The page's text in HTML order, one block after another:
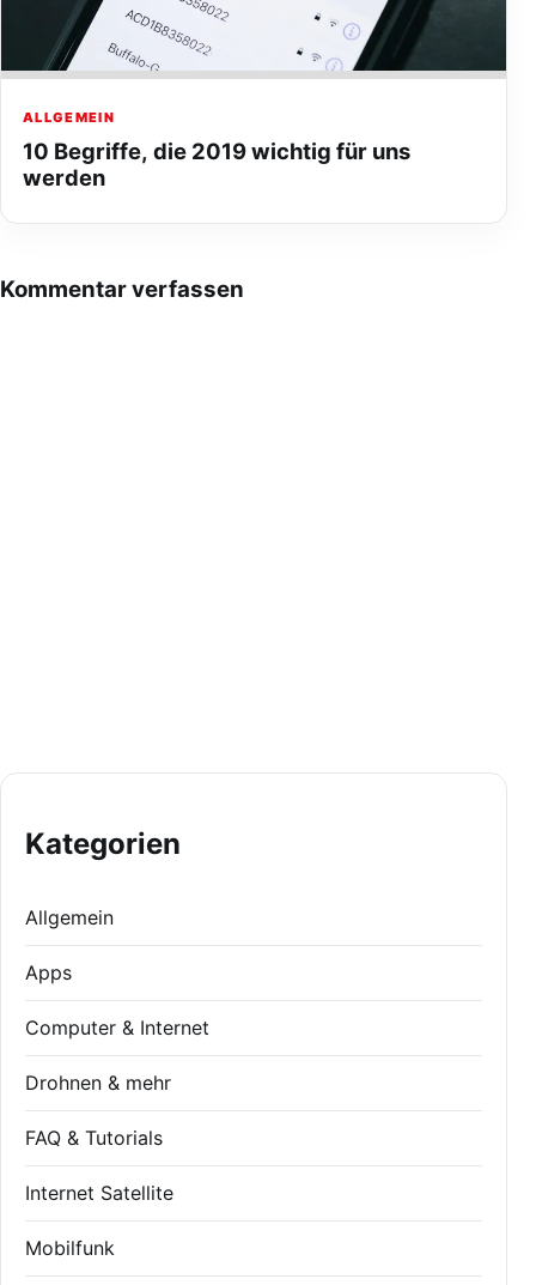
ALLGEMEIN
10 Begriffe, die 2019 wichtig für uns
werden
Kommentar verfassen
Kategorien
Allgemein
Apps
Computer & Internet
Drohnen & mehr
FAQ & Tutorials
Internet Satellite
Mobilfunk